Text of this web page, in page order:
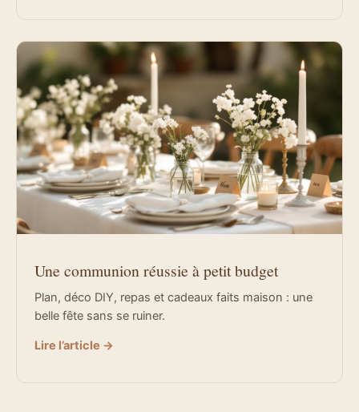
Une communion réussie à petit budget
Plan, déco DIY, repas et cadeaux faits maison : une
belle fête sans se ruiner.
Lire l’article →